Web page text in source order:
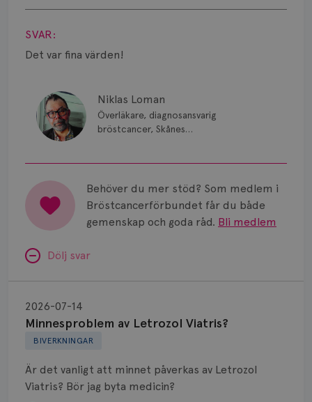
Visa svar
SVAR:
Det var fina värden!
Niklas Loman
Överläkare, diagnosansvarig
bröstcancer, Skånes
Behöver du mer stöd? Som medlem i
Bröstcancerförbundet får du både
gemenskap och goda råd. Bli medlem
Dölj svar
BIVERKNINGAR
Minnesproblem av Letrozol Viatris?
2026-07-14
Är det vanligt att minnet påverkas av Letrozol
Viatris? Bör jag byta medicin?
Letrozol
Viatris?
Läkemedel
Typ av bröstcancer
Smärta
Prognos
Spridd bröstcancer
Strålning